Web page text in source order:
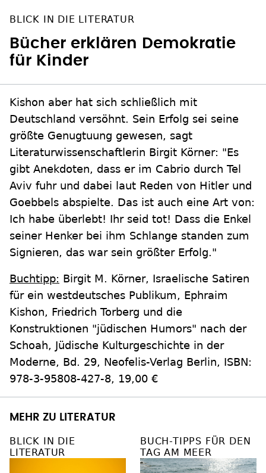
BLICK IN DIE LITERATUR
Bücher erklären Demokratie
für Kinder
Kishon aber hat sich schließlich mit
Deutschland versöhnt. Sein Erfolg sei seine
größte Genugtuung gewesen, sagt
Literaturwissenschaftlerin Birgit Körner: "Es
gibt Anekdoten, dass er im Cabrio durch Tel
Aviv fuhr und dabei laut Reden von Hitler und
Goebbels abspielte. Das ist auch eine Art von:
Ich habe überlebt! Ihr seid tot! Dass die Enkel
seiner Henker bei ihm Schlange standen zum
Signieren, das war sein größter Erfolg."
Buchtipp: Birgit M. Körner, Israelische Satiren
für ein westdeutsches Publikum, Ephraim
Kishon, Friedrich Torberg und die
Konstruktionen "jüdischen Humors" nach der
Schoah, Jüdische Kulturgeschichte in der
Moderne, Bd. 29, Neofelis-Verlag Berlin, ISBN:
978-3-95808-427-8, 19,00 €
MEHR ZU LITERATUR
BLICK IN DIE
LITERATUR
BUCH-TIPPS FÜR DEN
TAG AM MEER